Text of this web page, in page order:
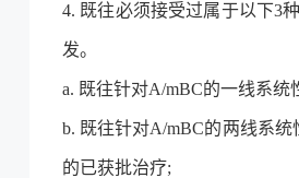
4. 既往必须接受过属于以下3
发。
a. 既往针对A/mBC的一线系
b. 既往针对A/mBC的两线系
的已获批治疗;